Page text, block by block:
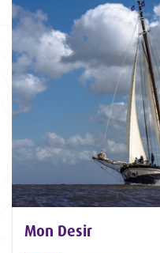
Mon Desir